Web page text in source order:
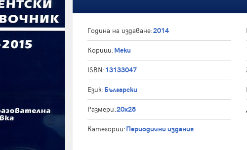
Година на издаване:2014
Корици:Меки
ISBN:13133047
Език:Български
Размери:20x28
Категории:Периодични издания